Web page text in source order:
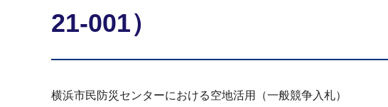
21-001）
横浜市民防災センターにおける空地活用（一般競争入札）